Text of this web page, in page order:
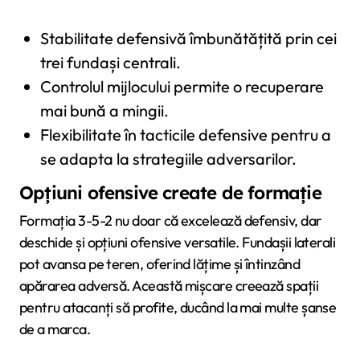
Stabilitate defensivă îmbunătățită prin cei
trei fundași centrali.
Controlul mijlocului permite o recuperare
mai bună a mingii.
Flexibilitate în tacticile defensive pentru a
se adapta la strategiile adversarilor.
Opțiuni ofensive create de formație
Formația 3-5-2 nu doar că excelează defensiv, dar
deschide și opțiuni ofensive versatile. Fundașii laterali
pot avansa pe teren, oferind lățime și întinzând
apărarea adversă. Această mișcare creează spații
pentru atacanți să profite, ducând la mai multe șanse
de a marca.